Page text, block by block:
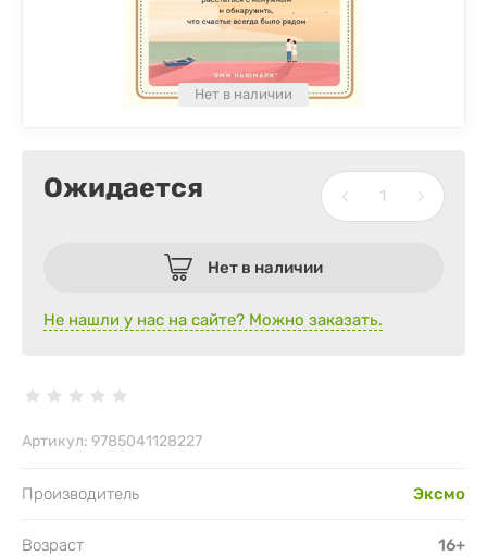
Нет в наличии
Ожидается
Нет в наличии
Не нашли у нас на сайте? Можно заказать.
Артикул: 9785041128227
Производитель Эксмо
Возраст 16+